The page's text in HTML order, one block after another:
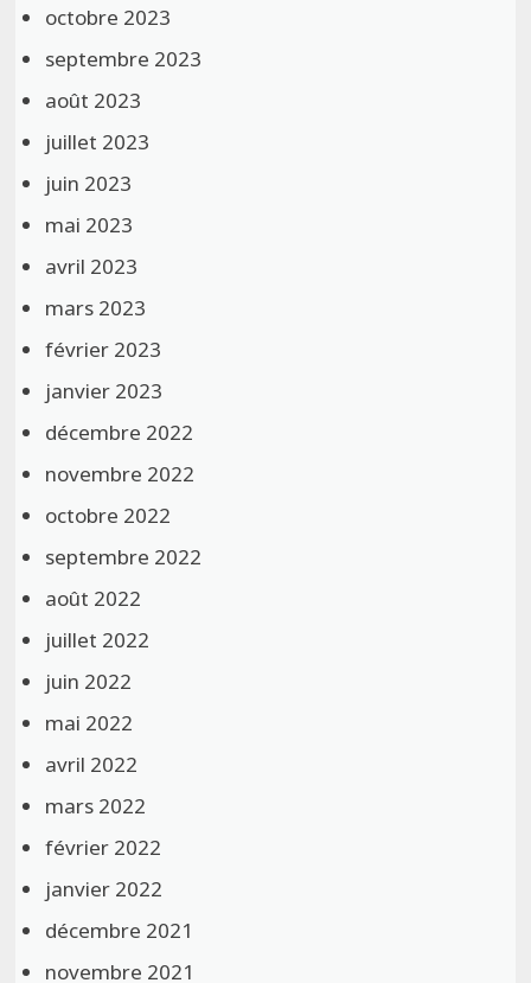
octobre 2023
septembre 2023
août 2023
juillet 2023
juin 2023
mai 2023
avril 2023
mars 2023
février 2023
janvier 2023
décembre 2022
novembre 2022
octobre 2022
septembre 2022
août 2022
juillet 2022
juin 2022
mai 2022
avril 2022
mars 2022
février 2022
janvier 2022
décembre 2021
novembre 2021